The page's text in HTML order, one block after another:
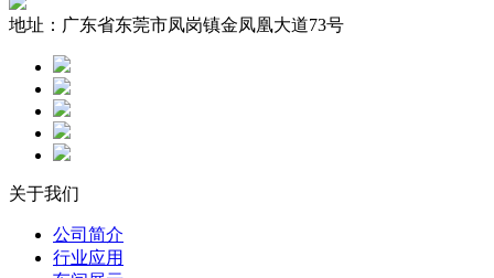
地址： 广东省东莞市凤岗镇金凤凰大道73号
关于我们
公司简介
行业应用